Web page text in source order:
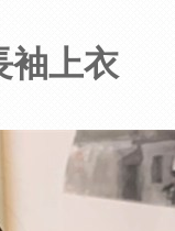
袖上衣